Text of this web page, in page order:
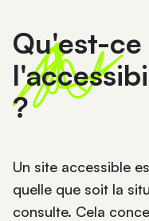
Qu'est-ce
?
Un site accessible
quelle que soit la
consulte. Cela